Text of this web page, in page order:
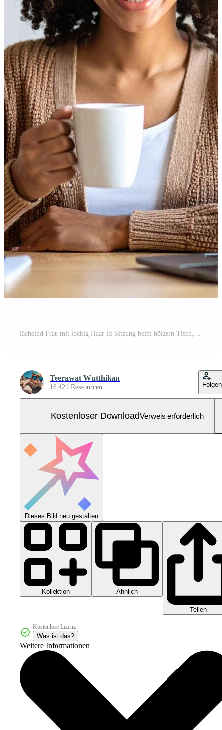
Teerawat Wutthikan
16.421 Ressourcen Folgen
Kostenloser DownloadVerweis erforderlich
Dieses Bild neu gestalten
Kollektion Ähnlich
Teilen
Kostenlose Lizenz
Was ist das?
Weitere Informationen